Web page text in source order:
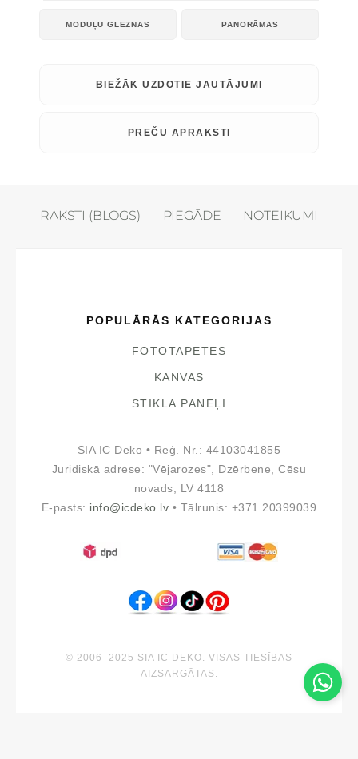
MODUĻU GLEZNAS PANORĀMAS
BIEŽĀK UZDOTIE JAUTĀJUMI
PREČU APRAKSTI
RAKSTI (BLOGS) PIEGĀDE NOTEIKUMI
POPULĀRĀS KATEGORIJAS
FOTOTAPETES
KANVAS
STIKLA PANEĻI
SIA IC Deko • Reģ. Nr.: 44103041855
Juridiskā adrese: "Vējarozes", Dzērbene, Cēsu
novads, LV 4118
E-pasts: info@icdeko.lv • Tālrunis: +371 20399039
© 2006–2025 SIA IC DEKO. VISAS TIESĪBAS
AIZSARGĀTAS.